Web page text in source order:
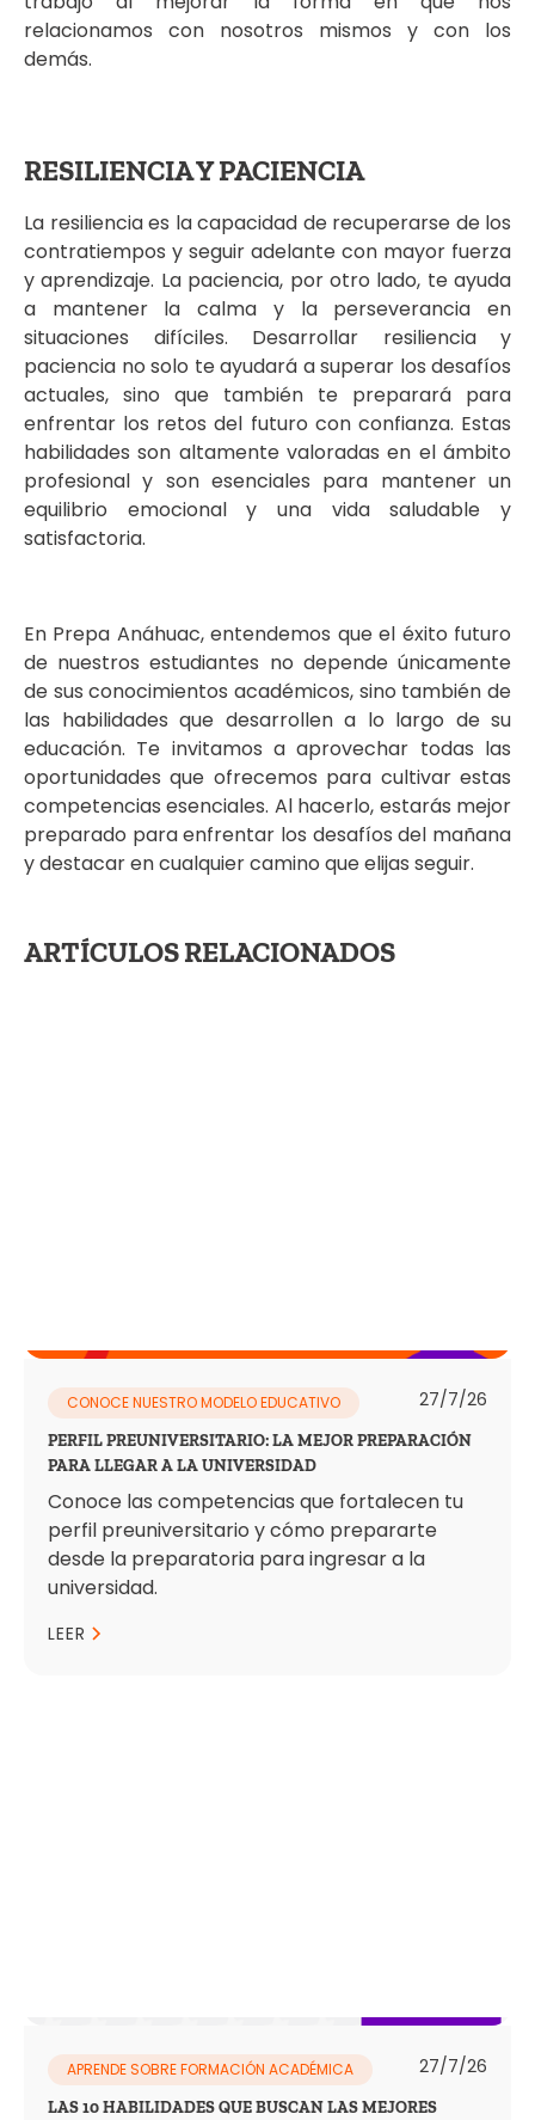
relacionamos con nosotros mismos y con los
demás.
RESILIENCIA Y PACIENCIA
La resiliencia es la capacidad de recuperarse de los
contratiempos y seguir adelante con mayor fuerza
y aprendizaje. La paciencia, por otro lado, te ayuda
a mantener la calma y la perseverancia en
situaciones difíciles. Desarrollar resiliencia y
paciencia no solo te ayudará a superar los desafíos
actuales, sino que también te preparará para
enfrentar los retos del futuro con confianza. Estas
habilidades son altamente valoradas en el ámbito
profesional y son esenciales para mantener un
equilibrio emocional y una vida saludable y
satisfactoria.
En Prepa Anáhuac, entendemos que el éxito futuro
de nuestros estudiantes no depende únicamente
de sus conocimientos académicos, sino también de
las habilidades que desarrollen a lo largo de su
educación. Te invitamos a aprovechar todas las
oportunidades que ofrecemos para cultivar estas
competencias esenciales. Al hacerlo, estarás mejor
preparado para enfrentar los desafíos del mañana
y destacar en cualquier camino que elijas seguir.
ARTÍCULOS RELACIONADOS
CONOCE NUESTRO MODELO EDUCATIVO 27/7/26
PERFIL PREUNIVERSITARIO: LA MEJOR PREPARACIÓN
PARA LLEGAR A LA UNIVERSIDAD
Conoce las competencias que fortalecen tu
perfil preuniversitario y cómo prepararte
desde la preparatoria para ingresar a la
universidad.
LEER
APRENDE SOBRE FORMACIÓN ACADÉMICA 27/7/26
LAS 10 HABILIDADES QUE BUSCAN LAS MEJORES